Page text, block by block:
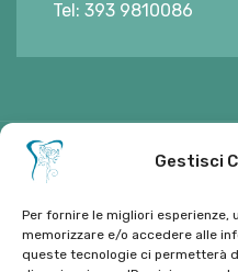
Gestisci
Per fornire le migliori esperienze,
memorizzare e/o accedere alle
queste tecnologie ci permetterà
Tel: 393 9810086
Dentistico Santaniello